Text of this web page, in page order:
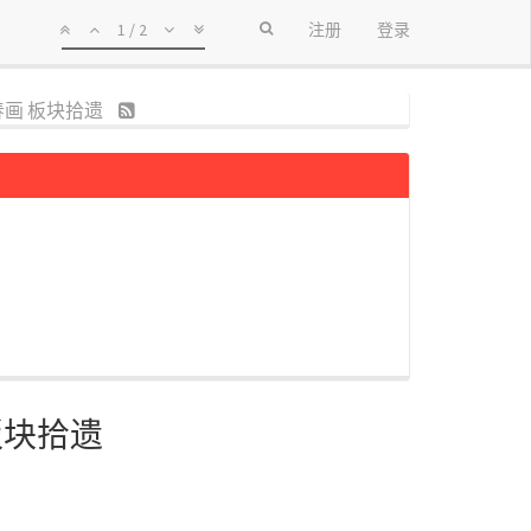
注册 登录
1 / 2
板块拾遗
拾遗